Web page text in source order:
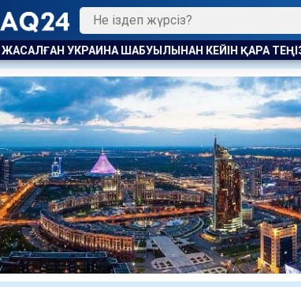
ҚАРА ТЕҢІЗДЕ КЕМЕ ҚАТЫНАСЫН ШЕКТЕДІ